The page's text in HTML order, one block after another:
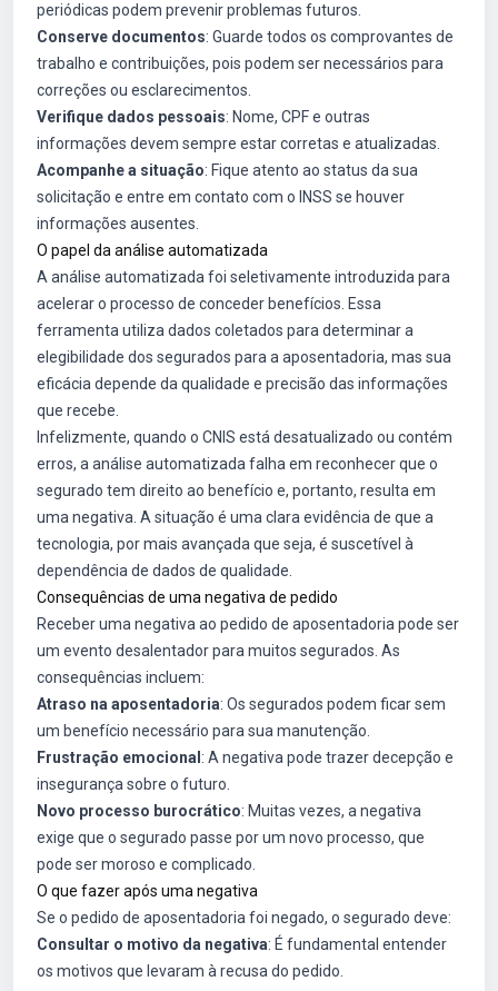
periódicas podem prevenir problemas futuros.
Conserve documentos: Guarde todos os comprovantes de
trabalho e contribuições, pois podem ser necessários para
correções ou esclarecimentos.
Verifique dados pessoais: Nome, CPF e outras
informações devem sempre estar corretas e atualizadas.
Acompanhe a situação: Fique atento ao status da sua
solicitação e entre em contato com o INSS se houver
informações ausentes.
O papel da análise automatizada
A análise automatizada foi seletivamente introduzida para
acelerar o processo de conceder benefícios. Essa
ferramenta utiliza dados coletados para determinar a
elegibilidade dos segurados para a aposentadoria, mas sua
eficácia depende da qualidade e precisão das informações
que recebe.
Infelizmente, quando o CNIS está desatualizado ou contém
erros, a análise automatizada falha em reconhecer que o
segurado tem direito ao benefício e, portanto, resulta em
uma negativa. A situação é uma clara evidência de que a
tecnologia, por mais avançada que seja, é suscetível à
dependência de dados de qualidade.
Consequências de uma negativa de pedido
Receber uma negativa ao pedido de aposentadoria pode ser
um evento desalentador para muitos segurados. As
consequências incluem:
Atraso na aposentadoria: Os segurados podem ficar sem
um benefício necessário para sua manutenção.
Frustração emocional : A negativa pode trazer decepção e
insegurança sobre o futuro.
Novo processo burocrático: Muitas vezes, a negativa
exige que o segurado passe por um novo processo, que
pode ser moroso e complicado.
O que fazer após uma negativa
Se o pedido de aposentadoria foi negado, o segurado deve:
Consultar o motivo da negativa: É fundamental entender
os motivos que levaram à recusa do pedido.